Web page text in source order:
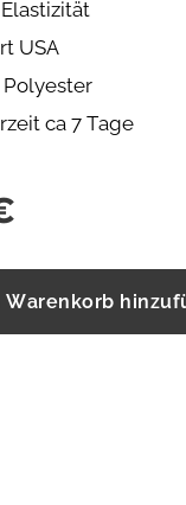
USA
Polyester
ca 7 Tage
Warenkorb